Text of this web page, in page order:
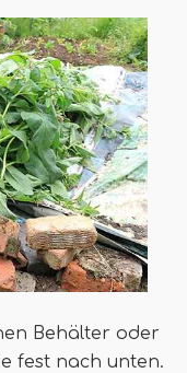
Behälter oder
fest nach unten.